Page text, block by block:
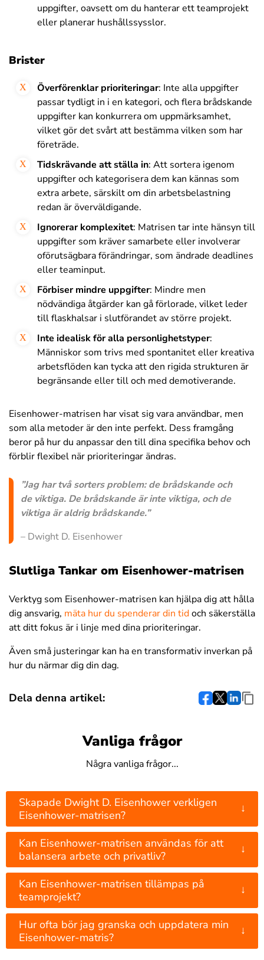
uppgifter, oavsett om du hanterar ett teamprojekt
eller planerar hushållssysslor.
Brister
Överförenklar prioriteringar: Inte alla uppgifter
passar tydligt in i en kategori, och flera brådskande
uppgifter kan konkurrera om uppmärksamhet,
vilket gör det svårt att bestämma vilken som har
företräde.
Tidskrävande att ställa in: Att sortera igenom
uppgifter och kategorisera dem kan kännas som
extra arbete, särskilt om din arbetsbelastning
redan är överväldigande.
Ignorerar komplexitet: Matrisen tar inte hänsyn till
uppgifter som kräver samarbete eller involverar
oförutsägbara förändringar, som ändrade deadlines
eller teaminput.
Förbiser mindre uppgifter: Mindre men
nödvändiga åtgärder kan gå förlorade, vilket leder
till flaskhalsar i slutförandet av större projekt.
Inte idealisk för alla personlighetstyper:
Människor som trivs med spontanitet eller kreativa
arbetsflöden kan tycka att den rigida strukturen är
begränsande eller till och med demotiverande.
Eisenhower-matrisen har visat sig vara användbar, men
som alla metoder är den inte perfekt. Dess framgång
beror på hur du anpassar den till dina specifika behov och
förblir flexibel när prioriteringar ändras.
”Jag har två sorters problem: de brådskande och
de viktiga. De brådskande är inte viktiga, och de
viktiga är aldrig brådskande.”
– Dwight D. Eisenhower
Slutliga Tankar om Eisenhower-matrisen
Verktyg som Eisenhower-matrisen kan hjälpa dig att hålla
dig ansvarig, mäta hur du spenderar din tidoch säkerställa
att ditt fokus är i linje med dina prioriteringar.
Även små justeringar kan ha en transformativ inverkan på
hur du närmar dig din dag.
Dela denna artikel:
Vanliga frågor
Några vanliga frågor...
Skapade Dwight D. Eisenhower verkligen
Eisenhower-matrisen?
↓
Kan Eisenhower-matrisen användas för att
balansera arbete och privatliv?
↓
Kan Eisenhower-matrisen tillämpas på
teamprojekt?
↓
Hur ofta bör jag granska och uppdatera min
Eisenhower-matris?
↓